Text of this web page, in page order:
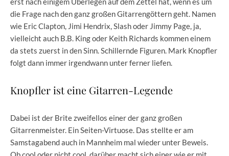
die Frage nach den ganz großen Gitarrengöttern geht. Namen
wie Eric Clapton, Jimi Hendrix, Slash oder Jimmy Page, ja,
vielleicht auch B.B. King oder Keith Richards kommen einem
da stets zuerst in den Sinn. Schillernde Figuren. Mark Knopfler
folgt dann immer irgendwann unter ferner liefen.
Knopfler ist eine Gitarren-Legende
Dabei ist der Brite zweifellos einer der ganz großen
Gitarrenmeister. Ein Seiten-Virtuose. Das stellte er am
Samstagabend auch in Mannheim mal wieder unter Beweis.